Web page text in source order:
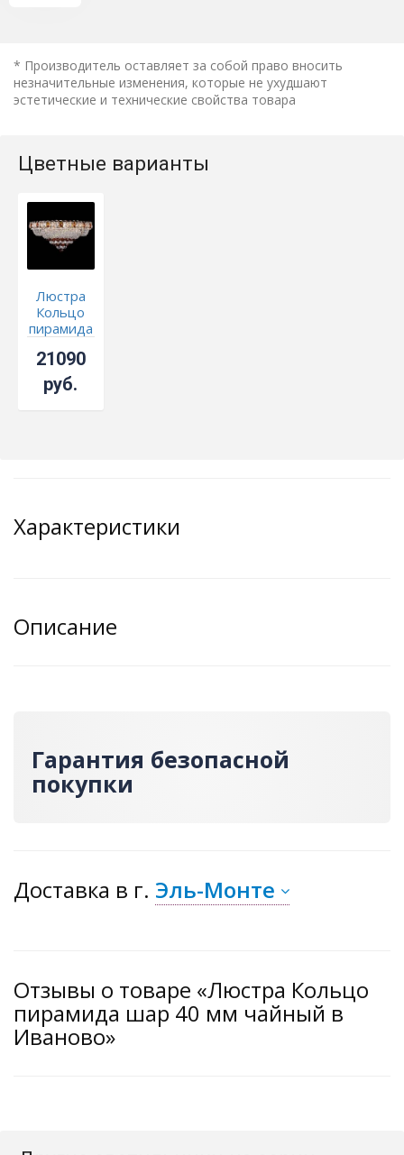
* Производитель оставляет за собой право вносить
незначительные изменения, которые не ухудшают
эстетические и технические свойства товара
Цветные варианты
Люстра
Кольцо
пирамида
мм
чайный
21090
руб.
Характеристики
Описание
Гарантия безопасной
покупки
Доставка в г. Эль-Монте
Отзывы о товаре «Люстра Кольцо
пирамида шар 40 мм чайный в
Иваново»